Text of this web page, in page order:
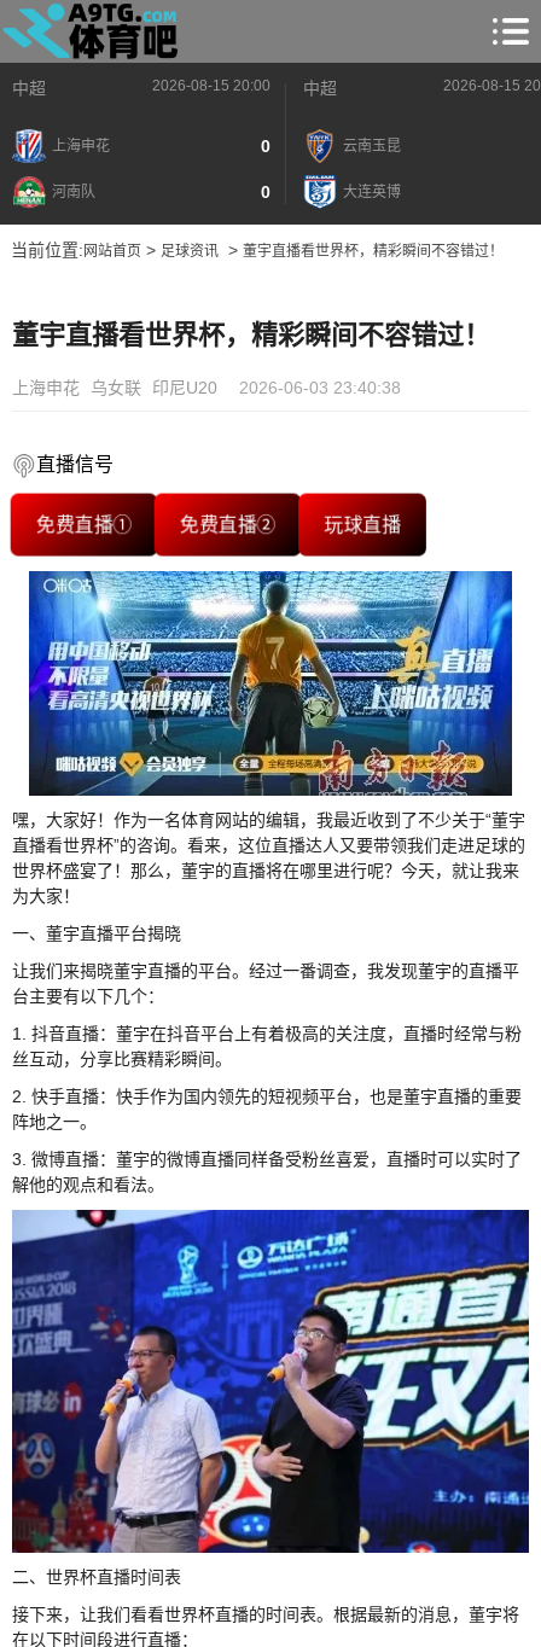
中超 2026-08-15 20:00
上海申花 0
河南队 0
中超 2026-08-15
云南玉昆
大连英博
当前位置: 网站首页> 足球资讯> 董宇直播看世界杯，精彩瞬间不容错过！
董宇直播看世界杯，精彩瞬间不容错过！
上海申花 乌女联 印尼U20 2026-06-03 23:40:38
直播信号
免费直播① 免费直播② 玩球直播
嘿，大家好！作为一名体育网站的编辑，我最近收到了不少关于“董宇
直播看世界杯”的咨询。看来，这位直播达人又要带领我们走进足球的
世界杯盛宴了！那么，董宇的直播将在哪里进行呢？今天，就让我来
为大家！
一、董宇直播平台揭晓
让我们来揭晓董宇直播的平台。经过一番调查，我发现董宇的直播平
台主要有以下几个：
1. 抖音直播：董宇在抖音平台上有着极高的关注度，直播时经常与粉
丝互动，分享比赛精彩瞬间。
2. 快手直播：快手作为国内领先的短视频平台，也是董宇直播的重要
阵地之一。
3. 微博直播：董宇的微博直播同样备受粉丝喜爱，直播时可以实时了
解他的观点和看法。
二、世界杯直播时间表
接下来，让我们看看世界杯直播的时间表。根据最新的消息，董宇将
在以下时间段进行直播：